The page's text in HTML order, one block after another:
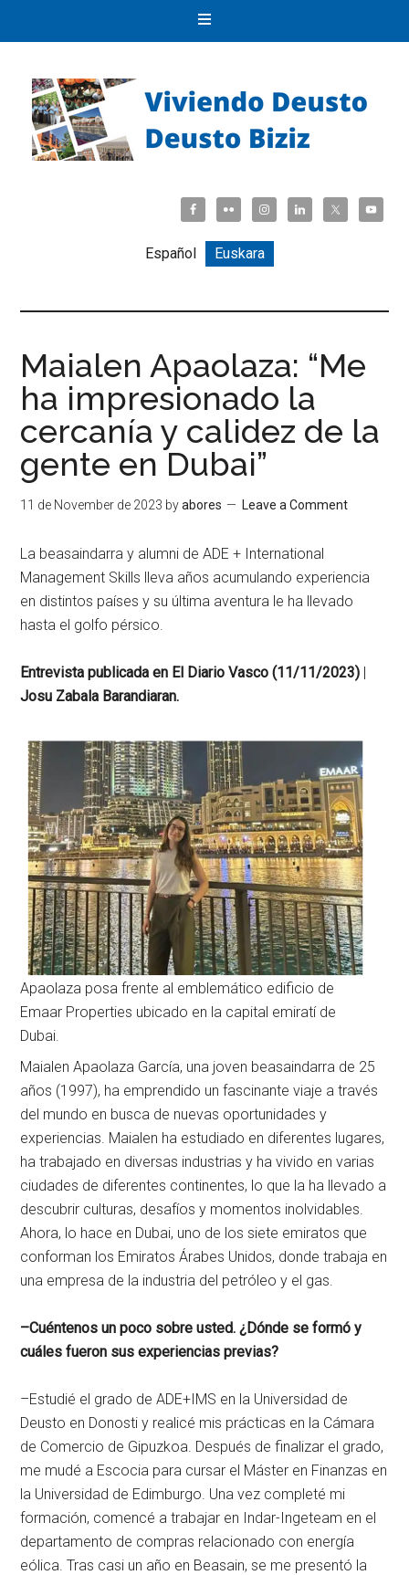
Español Euskara
Maialen Apaolaza: “Me
ha impresionado la
cercanía y calidez de la
gente en Dubai”
11 de November de 2023 byabores Leave a Comment
La beasaindarra y alumni de ADE + International
Management Skills lleva años acumulando experiencia
en distintos países y su última aventura le ha llevado
hasta el golfo pérsico.
Entrevista publicada en El Diario Vasco (11/11/2023) |
Josu Zabala Barandiaran.
Apaolaza posa frente al emblemático edificio de
Emaar Properties ubicado en la capital emiratí de
Dubai.
Maialen Apaolaza García, una joven beasaindarra de 25
años (1997), ha emprendido un fascinante viaje a través
del mundo en busca de nuevas oportunidades y
experiencias. Maialen ha estudiado en diferentes lugares,
ha trabajado en diversas industrias y ha vivido en varias
ciudades de diferentes continentes, lo que la ha llevado a
descubrir culturas, desafíos y momentos inolvidables.
Ahora, lo hace en Dubai, uno de los siete emiratos que
conforman los Emiratos Árabes Unidos, donde trabaja en
una empresa de la industria del petróleo y el gas.
–Cuéntenos un poco sobre usted. ¿Dónde se formó y
cuáles fueron sus experiencias previas?
–Estudié el grado de ADE+IMS en la Universidad de
Deusto en Donosti y realicé mis prácticas en la Cámara
de Comercio de Gipuzkoa. Después de finalizar el grado,
me mudé a Escocia para cursar el Máster en Finanzas en
la Universidad de Edimburgo. Una vez completé mi
formación, comencé a trabajar en Indar-Ingeteam en el
departamento de compras relacionado con energía
eólica. Tras casi un año en Beasain, se me presentó la